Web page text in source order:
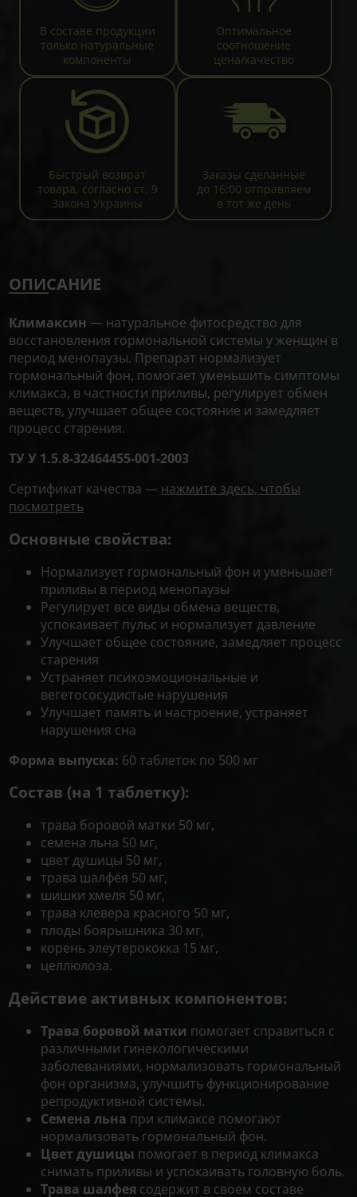
В составе продукции
только натуральные
компоненты
Оптимальное
соотношение
цена/качество
Быстрый возврат
товара, согласно ст. 9
Закона Украины
Заказы сделанные
до 16:00 отправляем
в тот же день
ОПИСАНИЕ
Климаксин — натуральное фитосредство для
восстановления гормональной системы у женщин в
период менопаузы. Препарат нормализует
гормональный фон, помогает уменьшить симптомы
климакса, в частности приливы, регулирует обмен
веществ, улучшает общее состояние и замедляет
процесс старения.
ТУ У 1.5.8-32464455-001-2003
Сертификат качества — нажмите здесь, чтобы
посмотреть
Основные свойства:
Нормализует гормональный фон и уменьшает
приливы в период менопаузы
Регулирует все виды обмена веществ,
успокаивает пульс и нормализует давление
Улучшает общее состояние, замедляет процесс
старения
Устраняет психоэмоциональные и
вегетососудистые нарушения
Улучшает память и настроение, устраняет
нарушения сна
Форма выпуска: 60 таблеток по 500 мг
Состав (на 1 таблетку):
трава боровой матки 50 мг,
семена льна 50 мг,
цвет душицы 50 мг,
трава шалфея 50 мг,
шишки хмеля 50 мг,
трава клевера красного 50 мг,
плоды боярышника 30 мг,
корень элеутерококка 15 мг,
целлюлоза.
Действие активных компонентов:
Трава боровой матки помогает справиться с
различными гинекологическими
заболеваниями, нормализовать гормональный
фон организма, улучшить функционирование
репродуктивной системы.
Семена льна при климаксе помогают
нормализовать гормональный фон.
Цвет душицы помогает в период климакса
снимать приливы и успокаивать головную боль.
Трава шалфея содержит в своем составе